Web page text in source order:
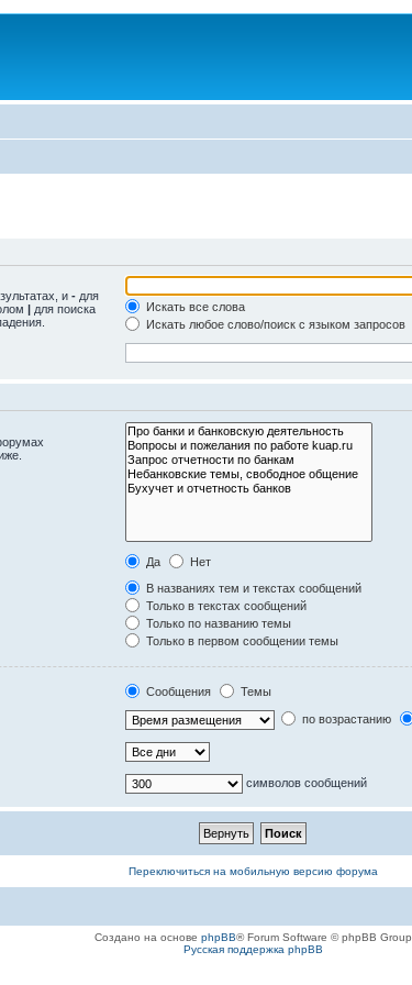
и - для
| для поиска
Искать все слова
Искать любое слово/поиск с языком запросов
Да
Нет
В названиях тем и текстах сообщений
Только в текстах сообщений
Только по названию темы
Только в первом сообщении темы
Сообщения
Темы
по возрастанию
символов сообщений
Переключиться на мобильную версию форума
Создано на основе phpBB® Forum Software © phpBB Group
Русская поддержка phpBB